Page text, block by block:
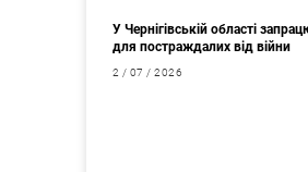
У Чернігівській області
для постраждалих від війни
2 / 07 / 2026